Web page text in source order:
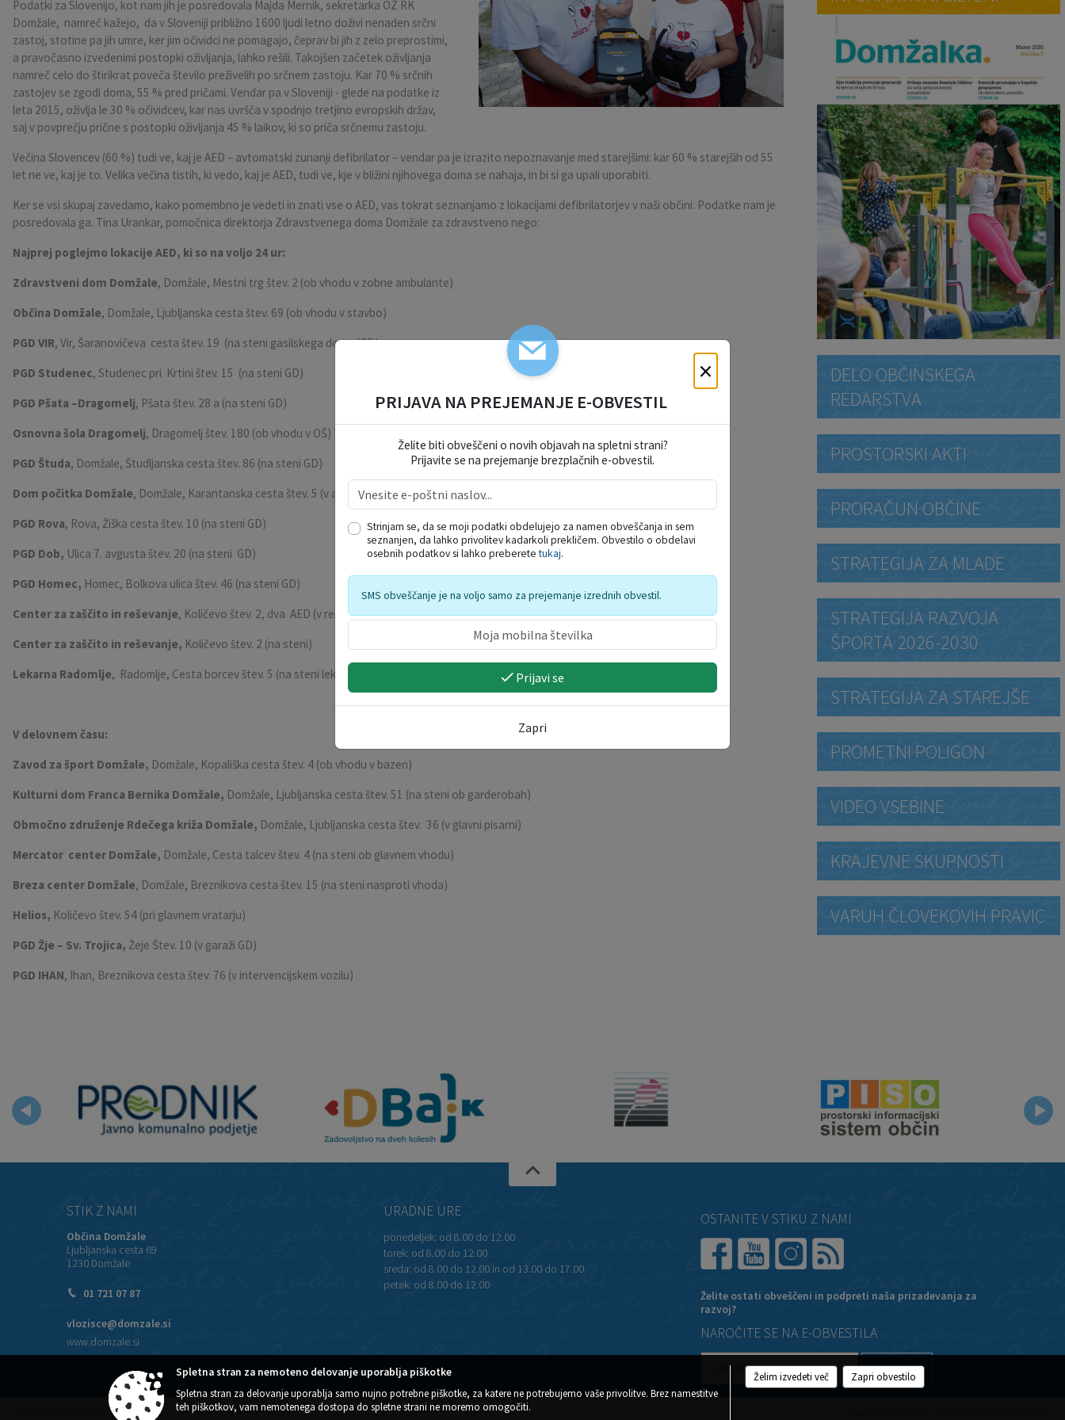
Podatki za Slovenijo, kot nam jih je posredovala Majda Mernik, sekretarka OZ RK
Domžale, namreč kažejo, da v Sloveniji približno 1600 ljudi letno doživi nenaden srčni
zastoj, stotine pa jih umre, ker jim očividci ne pomagajo, čeprav bi jih z zelo preprostimi,
a pravočasno izvedenimi postopki oživljanja, lahko rešili. Takojšen začetek oživljanja
namreč celo do štirikrat poveča število preživelih po srčnem zastoju. Kar 70 % srčnih
zastojev se zgodi doma, 55 % pred pričami. Vendar pa v Sloveniji - glede na podatke iz
leta 2015, oživlja le 30 % očividcev, kar nas uvršča v spodnjo tretjino evropskih držav,
saj v povprečju prične s postopki oživljanja 45 % laikov, ki so priča srčnemu zastoju.
Večina Slovencev (60 %) tudi ve, kaj je AED – avtomatski zunanji defibrilator – vendar pa je izrazito nepoznavanje med starejšimi: kar 60 % starejših od 55
let ne ve, kaj je to. Velika večina tistih, ki vedo, kaj je AED, tudi ve, kje v bližini njihovega doma se nahaja, in bi si ga upali uporabiti.
Ker se vsi skupaj zavedamo, kako pomembno je vedeti in znati vse o AED, vas tokrat seznanjamo z lokacijami defibrilatorjev v naši občini. Podatke nam je
posredovala ga. Tina Urankar, pomočnica direktorja Zdravstvenega doma Domžale za zdravstveno nego:
Najprej poglejmo lokacije AED, ki so na voljo 24 ur:
Zdravstveni dom Domžale, Domžale, Mestni trg štev. 2 (ob vhodu v zobne ambulante)
Občina Domžale, Domžale, Ljubljanska cesta štev. 69 (ob vhodu v stavbo)
PGD VIR, Vir, Šaranovičeva cesta štev. 19 (na steni gasilskega doma (GD)
PGD Studenec, Studenec pri Krtini štev. 15 (na steni GD)
PGD Pšata –Dragomelj, Pšata štev. 28 a (na steni GD)
Osnovna šola Dragomelj, Dragomelj štev. 180 (ob vhodu v OŠ)
PGD Študa, Domžale, Študljanska cesta štev. 86 (na steni GD)
Dom počitka Domžale, Domžale, Karantanska cesta štev. 5 (v avli doma ob vratarju)
PGD Rova, Rova, Žiška cesta štev. 10 (na steni GD)
PGD Dob, Ulica 7. avgusta štev. 20 (na steni GD)
PGD Homec, Homec, Bolkova ulica štev. 46 (na steni GD)
Center za zaščito in reševanje, Količevo štev. 2, dva AED (v reševalnem vozilu)
Center za zaščito in reševanje, Količevo štev. 2 (na steni)
Lekarna Radomlje, Radomlje, Cesta borcev štev. 5 (na steni lekarne)
V delovnem času:
Zavod za šport Domžale, Domžale, Kopališka cesta štev. 4 (ob vhodu v bazen)
Kulturni dom Franca Bernika Domžale, Domžale, Ljubljanska cesta štev. 51 (na steni ob garderobah)
Območno združenje Rdečega križa Domžale, Domžale, Ljubljanska cesta štev. 36 (v glavni pisarni)
Mercator center Domžale, Domžale, Cesta talcev štev. 4 (na steni ob glavnem vhodu)
Breza center Domžale, Domžale, Breznikova cesta štev. 15 (na steni nasproti vhoda)
Helios, Količevo štev. 54 (pri glavnem vratarju)
PGD Žje – Sv. Trojica, Žeje Štev. 10 (v garaži GD)
PGD IHAN, Ihan, Breznikova cesta štev. 76 (v intervencijskem vozilu)
DELO OBČINSKEGA
REDARSTVA
PROSTORSKI AKTI
PRORAČUN OBČINE
STRATEGIJA ZA MLADE
STRATEGIJA RAZVOJA
ŠPORTA 2026-2030
STRATEGIJA ZA STAREJŠE
PROMETNI POLIGON
VIDEO VSEBINE
KRAJEVNE SKUPNOSTI
VARUH ČLOVEKOVIH PRAVIC
STIK Z NAMI
Občina Domžale
Ljubljanska cesta 69
1230 Domžale
01 721 07 87
vlozisce@domzale.si
www.domzale.si
URADNE URE
ponedeljek: od 8.00 do 12.00
torek: od 8.00 do 12.00
sreda: od 8.00 do 12.00 in od 13.00 do 17.00
petek: od 8.00 do 12.00
OSTANITE V STIKU Z NAMI
Želite ostati obveščeni in podpreti naša prizadevanja za
razvoj?
NAROČITE SE NA E-OBVESTILA
© 2026 Vse pravice pridržane
Spletna stran za nemoteno delovanje uporablja piškotke
Spletna stran za delovanje uporablja samo nujno potrebne piškotke, za katere ne potrebujemo vaše privolitve. Brez namestitve
teh piškotkov, vam nemotenega dostopa do spletne strani ne moremo omogočiti.
Želim izvedeti več Zapri obvestilo
Pobratene občine
Fotogalerija
Občina Moravče
Mestna občina Ljubljana
Občinska volilna komisija
Krajevne skupnosti
Državni organi
Katalog informacij javnega značaja
Uradne ure
Mladi
Zaščita in reševanje
Zapuščene živali
Srednja šola Domžale
Urejanje javnih površin
Pomembni kontakti
Bilteni
Glasilo Slamnik
Uradni vestnik
Proračun Občine
E-obvestila Občine
×
PRIJAVA NA PREJEMANJE E-OBVESTIL
Želite biti obveščeni o novih objavah na spletni strani?
Prijavite se na prejemanje brezplačnih e-obvestil.
Strinjam se, da se moji podatki obdelujejo za namen obveščanja in sem
seznanjen, da lahko privolitev kadarkoli prekličem. Obvestilo o obdelavi
osebnih podatkov si lahko preberetetukaj.
SMS obveščanje je na voljo samo za prejemanje izrednih obvestil.
Prijavi se
Zapri